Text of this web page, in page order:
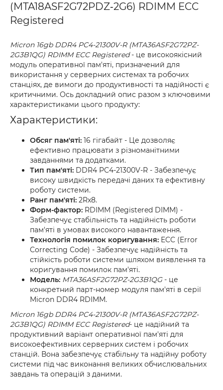
(MTA18ASF2G72PDZ‐2G6) RDIMM ECC
Registered
Micron 16gb DDR4 PC4-21300V-R (MTA36ASF2G72PZ-
2G3B1QG) RDIMM ECC Registered- це високоякісний
модуль оперативної пам'яті, призначений для
використання у серверних системах та робочих
станціях, де вимоги до продуктивності та надійності є
критичними. Ось докладний опис разом з ключовими
характеристиками цього продукту:
Характеристики:
Обсяг пам'яті: 16 гігабайт - Це дозволяє
ефективно працювати з різноманітними
завданнями та додатками.
Тип пам'яті: DDR4 PC4-21300V-R - Забезпечує
високу швидкість передачі даних та ефективну
роботу системи.
Ранг пам'яті: 2Rx8.
Форм-фактор: RDIMM (Registered DIMM) -
Забезпечує стабільність та надійність роботи
пам'яті в умовах високого навантаження.
Технологія помилок коригування: ECC (Error
Correcting Code) - Забезпечує надійність та
стійкість роботи системи шляхом виявлення та
коригування помилок пам'яті.
Модель: MTA36ASF2G72PZ-2G3B1QG- це
конкретний парт-номер модуля пам'яті в серії
Micron DDR4 RDIMM.
Micron 16gb DDR4 PC4-21300V-R (MTA36ASF2G72PZ-
2G3B1QG) RDIMM ECC Registered- це надійний та
продуктивний варіант оперативної пам'яті для
високоефективних серверних систем і робочих
станцій. Вона забезпечує стабільну та надійну роботу
системи під час виконання великих обчислювальних
завдань та операцій з даними.